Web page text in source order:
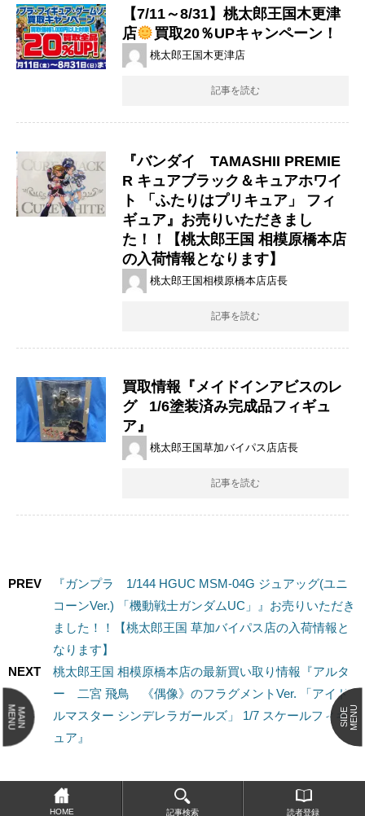
【7/11～8/31】桃太郎王国木更津
店
買取20％UPキャンペーン！
桃太郎王国木更津店
記事を読む
『バンダイ TAMASHII PREMIE
R キュアブラック＆キュアホワイ
ト 「ふたりはプリキュア」 フィ
ギュア』お売りいただきまし
た！！【桃太郎王国 相模原橋本店
の入荷情報となります】
桃太郎王国相模原橋本店店長
記事を読む
買取情報『メイドインアビスのレ
グ ​ ​ 1/6塗装済み完成品フィギュ
ア』
桃太郎王国草加バイパス店店長
記事を読む
PREV
『ガンプラ 1/144 ​HGUC ​MSM-04G ​ジュアッグ(ユニ
コーンVer.) 「機動戦士ガンダムUC」』お売りいただき
ました！！【桃太郎王国 草加バイパス店の入荷情報と
なります】
NEXT
桃太郎王国 相模原橋本店の最新買い取り情報『アルタ
ー 二宮 飛鳥 《偶像》のフラグメントVer. 「アイド
ルマスター シンデレラガールズ」 1/7 スケールフィギ
ュア』
MAIN
MENU SIDEMENU
HOME 記事検索 読者登録